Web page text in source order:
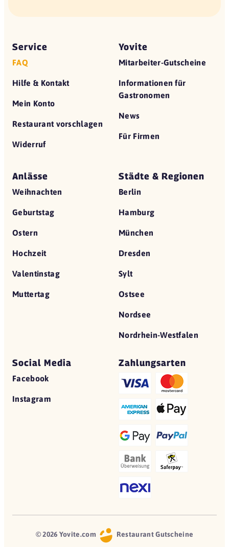
Service
FAQ
Hilfe & Kontakt
Mein Konto
Restaurant vorschlagen
Widerruf
Yovite
Mitarbeiter-Gutscheine
Informationen für
Gastronomen
News
Für Firmen
Anlässe
Weihnachten
Geburtstag
Ostern
Hochzeit
Valentinstag
Muttertag
Städte & Regionen
Berlin
Hamburg
München
Dresden
Sylt
Ostsee
Nordsee
Nordrhein-Westfalen
Social Media
Facebook
Instagram
Zahlungsarten
© 2026 Yovite.com Restaurant Gutscheine